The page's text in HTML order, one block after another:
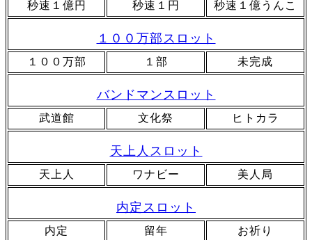
秒速１億円 秒速１円 秒速１億うんこ
１００万部スロット
１００万部 １部 未完成
バンドマンスロット
武道館 文化祭 ヒトカラ
天上人スロット
天上人 ワナビー 美人局
内定スロット
内定 留年 お祈り